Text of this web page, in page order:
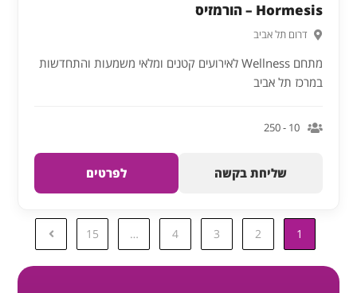
Hormesis – הורמזיס
דרום תל אביב
מתחם Wellness לאירועים קטנים ומלאי משמעות והתחדשות
במרכז תל אביב
10 - 250
שליחת בקשה לפרטים
1
2
3
4
…
15